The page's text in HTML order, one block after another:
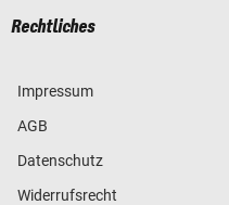
Rechtliches
Impressum
AGB
Datenschutz
Widerrufsrecht